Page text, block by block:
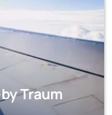
Traum